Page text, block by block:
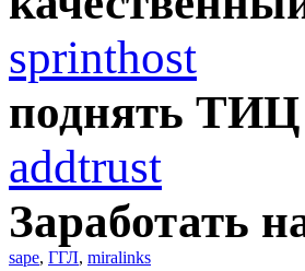
sprinthost
поднять ТИЦ
addtrust
Заработать
sape, ГГЛ, miralinks